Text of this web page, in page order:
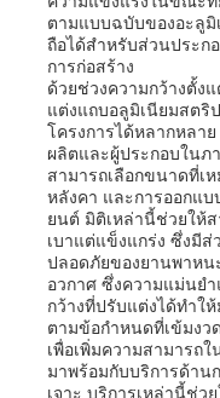
ติดต่อเรา
ข่าว
กรณี
ขอทุน
ม้วนอลูมิเนียมฟอยล์
ตามแบบฉบับของอะลูมิ
ถือได้สำหรับส่วนประก
การก่อสร้าง
ด้วยช่วงความกว้างตั้ง
แต่งแถบอลูมิเนียมสตริ
โครงการได้หลากหลา
ผลิตและผู้ประกอบในภ
สามารถเลือกขนาดที่เ
หลังคา และการออกแ
ยนต์ มิติเหล่านี้ช่วยให้
เบาแต่แข็งแกร่ง ซึ่งมี
ปลอดภัยของยานพาหน
อวกาศ ซึ่งความแม่นย
กว้างที่ปรับแต่งได้ทำใ
ตามข้อกำหนดที่เข้มงวด
เพื่อเพิ่มความสามารถ
มาพร้อมกับบริการด้าน
เจาะ บริการเหล่านี้ช่ว